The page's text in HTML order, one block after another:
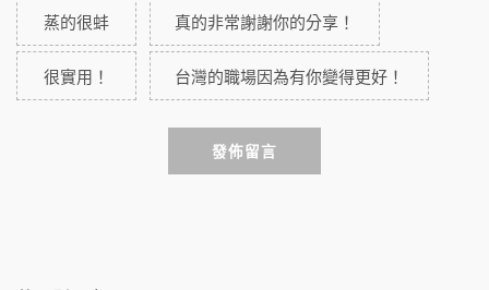
蒸的很蚌 真的非常謝謝你的分享！
很實用！ 台灣的職場因為有你變得更好！
發佈留言